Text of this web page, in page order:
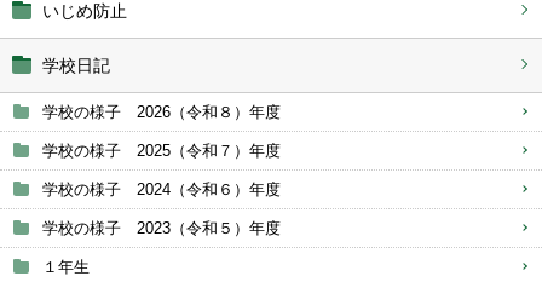
いじめ防止
学校日記
学校の様子 2026（令和８）年度
学校の様子 2025（令和７）年度
学校の様子 2024（令和６）年度
学校の様子 2023（令和５）年度
１年生